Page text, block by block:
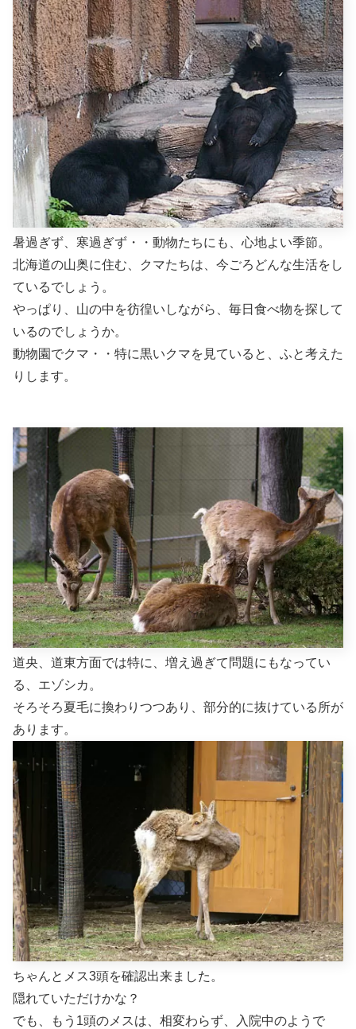
暑過ぎず、寒過ぎず・・動物たちにも、心地よい季節。
北海道の山奥に住む、クマたちは、今ごろどんな生活をし
ているでしょう。
やっぱり、山の中を彷徨いしながら、毎日食べ物を探して
いるのでしょうか。
動物園でクマ・・特に黒いクマを見ていると、ふと考えた
りします。
道央、道東方面では特に、増え過ぎて問題にもなってい
る、エゾシカ。
そろそろ夏毛に換わりつつあり、部分的に抜けている所が
あります。
ちゃんとメス3頭を確認出来ました。
隠れていただけかな？
でも、もう1頭のメスは、相変わらず、入院中のようで